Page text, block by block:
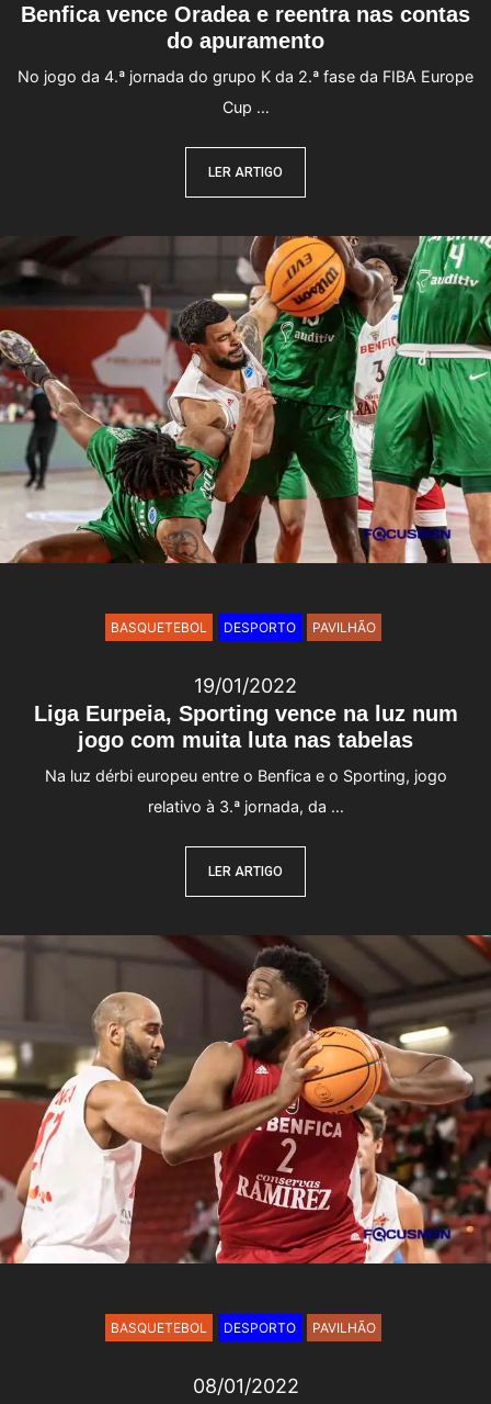
Benfica vence Oradea e reentra nas contas
do apuramento
No jogo da 4.ª jornada do grupo K da 2.ª fase da FIBA Europe
Cup …
LER ARTIGO
Liga Eurpeia, Sporting vence na luz num
jogo com muita luta nas tabelas
19/01/2022
Na luz dérbi europeu entre o Benfica e o Sporting, jogo
relativo à 3.ª jornada, da …
LER ARTIGO
BASQUETEBOL DESPORTO PAVILHÃO
08/01/2022
BASQUETEBOL DESPORTO PAVILHÃO